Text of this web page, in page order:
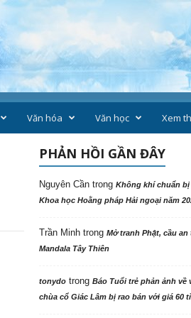
Văn hóa Văn học Xem
PHẢN HỒI GẦN ĐÂY
Nguyên Cầntrong Không khí chuẩn bị
Khoa học Hoằng pháp Hải ngoại năm
Trần Minhtrong Mở tranh Phật, cầu
Mandala Tây Thiên
tonydotrong Báo Tuổi trẻ phản ảnh về
chùa cổ Giác Lâm bị rao bán với giá 60